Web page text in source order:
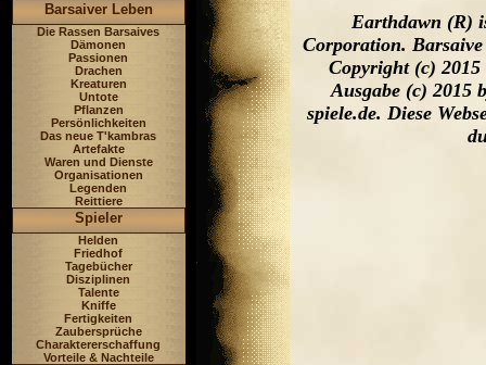
Barsaiver Leben
Die Rassen Barsaives
Dämonen
Passionen
Drachen
Kreaturen
Untote
Pflanzen
Persönlichkeiten
Das neue T'kambras
Artefakte
Waren und Dienste
Organisationen
Legenden
Reittiere
Spieler
Helden
Friedhof
Tagebücher
Disziplinen
Talente
Kniffe
Fertigkeiten
Zaubersprüche
Charaktererschaffung
Vorteile & Nachteile
Earthdawn (R)
Corporation.
Copyright (c)
Ausgabe (c) 2015
spiele.de. Diese